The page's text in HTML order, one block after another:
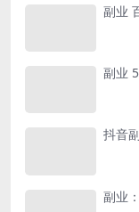
副业
副业
抖音
副业